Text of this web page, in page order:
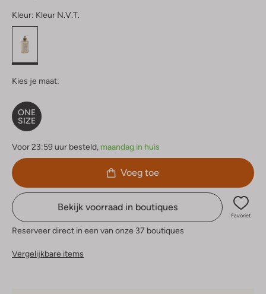
Kleur: Kleur N.v.t.
Kies je maat:
ONE
SIZE
Voor 23:59 uur besteld, maandag in huis
Voeg toe
Bekijk voorraad in boutiques
Favoriet
Reserveer direct in een van onze 37 boutiques
Vergelijkbare items